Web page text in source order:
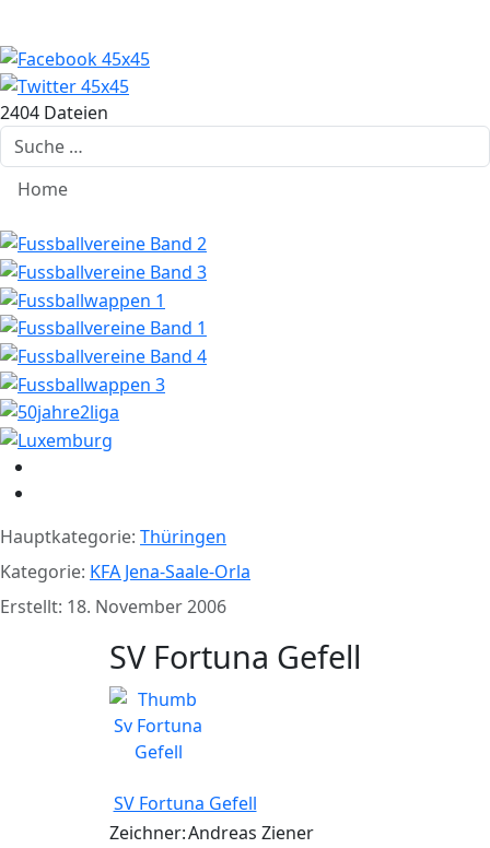
2404 Dateien
Suchen
Home
Hauptkategorie: Thüringen
Kategorie: KFA Jena-Saale-Orla
Erstellt: 18. November 2006
SV Fortuna Gefell
SV Fortuna Gefell
Zeichner:Andreas Ziener